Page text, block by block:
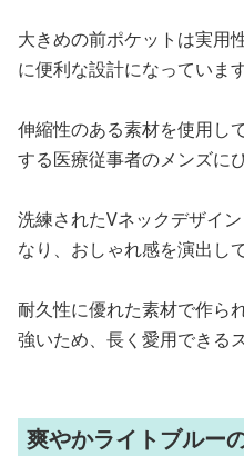
大きめの前ポケットは実用
に便利な設計になっています
伸縮性のある素材を使用し
する医療従事者のメンズに
洗練されたVネックデザイ
なり、おしゃれ感を演出し
耐久性に優れた素材で作ら
強いため、長く愛用できる
爽やかライトブルー